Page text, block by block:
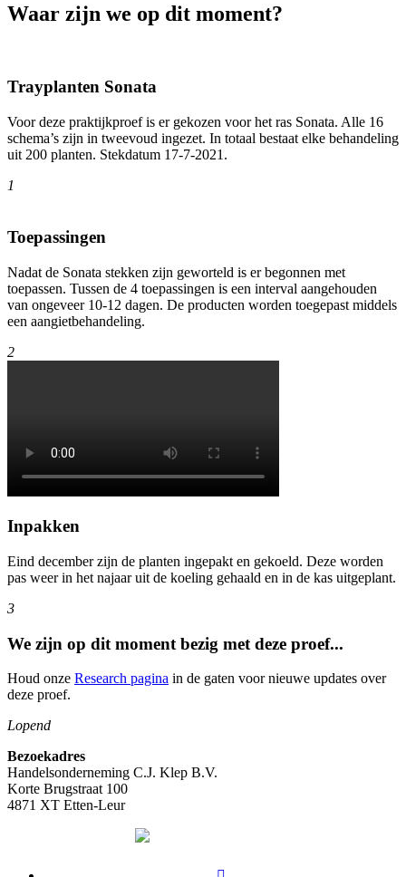
Waar zijn we op dit moment?
Trayplanten Sonata
Voor deze praktijkproef is er gekozen voor het ras Sonata. Alle 16
schema’s zijn in tweevoud ingezet. In totaal bestaat elke behandeling
uit 200 planten. Stekdatum 17-7-2021.
1
Toepassingen
Nadat de Sonata stekken zijn geworteld is er begonnen met
toepassen. Tussen de 4 toepassingen is een interval aangehouden
van ongeveer 10-12 dagen. De producten worden toegepast middels
een aangietbehandeling.
2
Inpakken
Eind december zijn de planten ingepakt en gekoeld. Deze worden
pas weer in het najaar uit de koeling gehaald en in de kas uitgeplant.
3
We zijn op dit moment bezig met deze proef...
Houd onze Research pagina in de gaten voor nieuwe updates over
deze proef.
Lopend
Bezoekadres
Handelsonderneming C.J. Klep B.V.
Korte Brugstraat 100
4871 XT Etten-Leur